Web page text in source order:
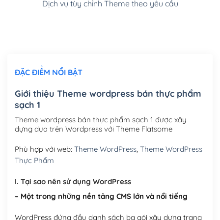
Cài đặt SMTP Mail cho site Wordpress(+100,000₫)
Mua thêm Host + Tên miền
Tên miền quốc tế .com .net .org (1 năm)
(+300,000₫)
Tên miền Việt Nam .vn (1 năm)
Hosting 2GB SSD (1 năm)(+450,000₫)
Hosting 3GB SSD (1 năm)(+550,000₫)
Hosting 5GB SSD (1 năm)
Hosting 8GB SSD (1 năm) (+950,000₫)
Dịch vụ tùy chỉnh Theme theo yêu cầu
ĐẶC ĐIỂM NỔI BẬT
Giới thiệu Theme wordpress bán thực phẩm
sạch 1
Theme wordpress bán thực phẩm sạch 1 được xây
dựng dựa trên Wordpress với Theme Flatsome
Phù hợp với web: Theme WordPress, Theme WordPress
Thực Phẩm
I. Tại sao nên sử dụng WordPress
– Một trong những nền tảng CMS lớn và nổi tiếng
WordPress đứng đầu danh sách ba gói xây dựng trang